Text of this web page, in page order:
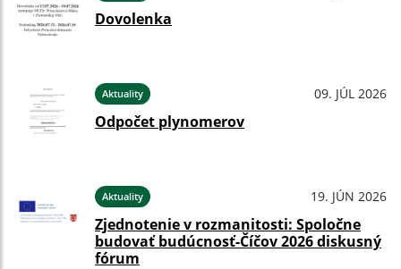
Dovolenka
Aktuality 09. JÚL 2026
Odpočet plynomerov
Aktuality 19. JÚN 2026
Zjednotenie v rozmanitosti: Spoločne
budovať budúcnosť-Číčov 2026 diskusný
fórum